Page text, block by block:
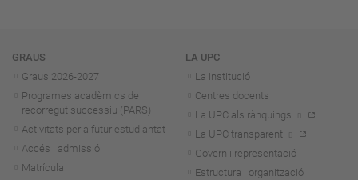
Navegació
GRAUS
Graus 2026-2027
Programes acadèmics de
recorregut successiu (PARS)
Activitats per a futur estudiantat
Accés i admissió
Matrícula
LA UPC
La institució
Centres docents
La UPC als rànquings
La UPC transparent
Govern i representació
Estructura i organització